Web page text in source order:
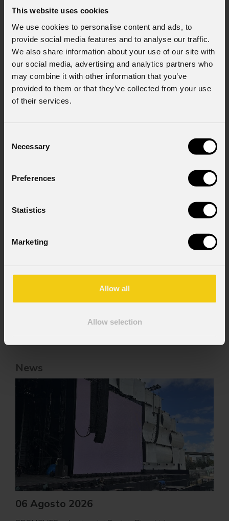
This website uses cookies
We use cookies to personalise content and ads, to
provide social media features and to analyse our traffic.
We also share information about your use of our site with
our social media, advertising and analytics partners who
may combine it with other information that you’ve
provided to them or that they’ve collected from your use
of their services.
Selection
Necessary
Preferences
Statistics
Marketing
Allow all
Allow selection
Cell.
Acconsento al trattamento dei dati per
ricevere informazioni commerciali e iniziative di
Ho letto l'informativa ai sensi dell'art. 13 del
News
06 Agosto 2026